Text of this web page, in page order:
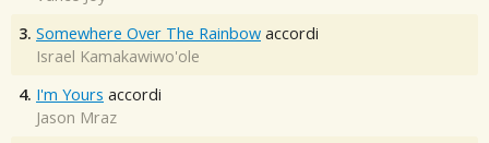
3. Somewhere Over The Rainbow accordi
Israel Kamakawiwo'ole
4. I'm Yours accordi
Jason Mraz